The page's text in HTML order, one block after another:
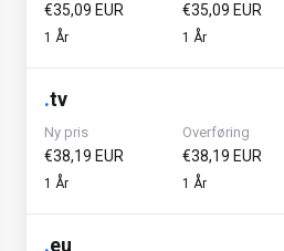
€35,09 EUR
1 År
€35,09 EUR
1 År
.tv
Ny pris
€38,19 EUR
1 År
Overføring
€38,19 EUR
1 År
.eu